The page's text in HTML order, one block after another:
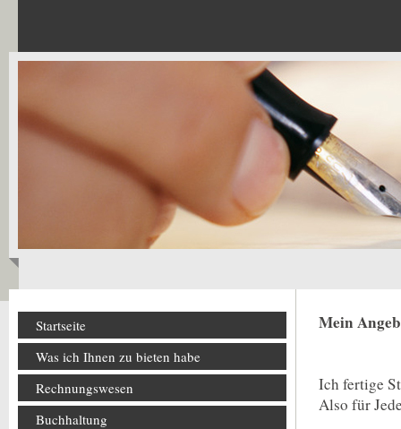
Mein
Ich fertige
Also für
Startseite
Was ich Ihnen zu bieten habe
Rechnungswesen
Buchhaltung